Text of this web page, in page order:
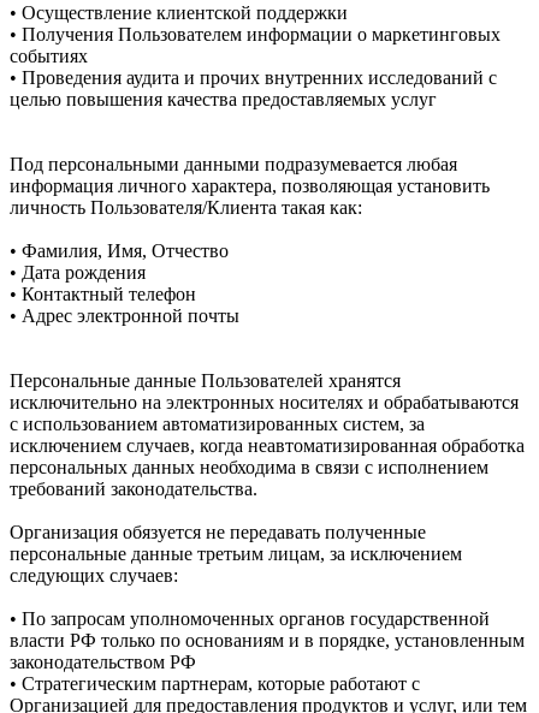
• Осуществление клиентской поддержки
• Получения Пользователем информации о маркетинговых
событиях
• Проведения аудита и прочих внутренних исследований с
целью повышения качества предоставляемых услуг
Под персональными данными подразумевается любая
информация личного характера, позволяющая установить
личность Пользователя/Клиента такая как:
• Фамилия, Имя, Отчество
• Дата рождения
• Контактный телефон
• Адрес электронной почты
Персональные данные Пользователей хранятся
исключительно на электронных носителях и обрабатываются
с использованием автоматизированных систем, за
исключением случаев, когда неавтоматизированная обработка
персональных данных необходима в связи с исполнением
требований законодательства.
Организация обязуется не передавать полученные
персональные данные третьим лицам, за исключением
следующих случаев:
• По запросам уполномоченных органов государственной
власти РФ только по основаниям и в порядке, установленным
законодательством РФ
• Стратегическим партнерам, которые работают с
Организацией для предоставления продуктов и услуг, или тем